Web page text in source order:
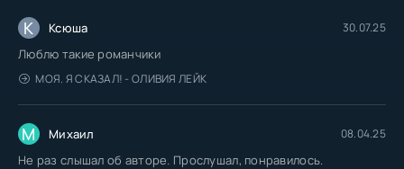
К Ксюша 30.07.25
Люблю такие романчики
МОЯ. Я СКАЗАЛ! - ОЛИВИЯ ЛЕЙК
М Михаил 08.04.25
Не раз слышал об авторе. Прослушал, понравилось.